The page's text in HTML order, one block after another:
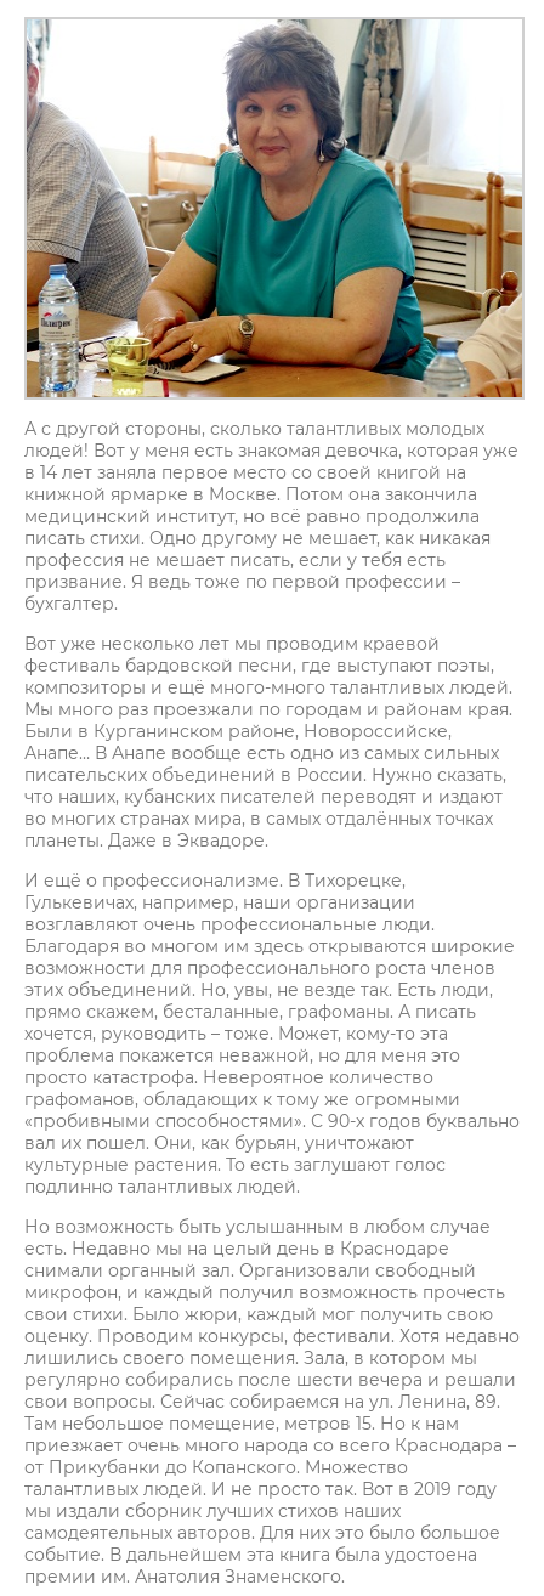
А с другой стороны, сколько талантливых молодых
людей! Вот у меня есть знакомая девочка, которая уже
в 14 лет заняла первое место со своей книгой на
книжной ярмарке в Москве. Потом она закончила
медицинский институт, но всё равно продолжила
писать стихи. Одно другому не мешает, как никакая
профессия не мешает писать, если у тебя есть
призвание. Я ведь тоже по первой профессии –
бухгалтер.
Вот уже несколько лет мы проводим краевой
фестиваль бардовской песни, где выступают поэты,
композиторы и ещё много-много талантливых людей.
Мы много раз проезжали по городам и районам края.
Были в Курганинском районе, Новороссийске,
Анапе… В Анапе вообще есть одно из самых сильных
писательских объединений в России. Нужно сказать,
что наших, кубанских писателей переводят и издают
во многих странах мира, в самых отдалённых точках
планеты. Даже в Эквадоре.
И ещё о профессионализме. В Тихорецке,
Гулькевичах, например, наши организации
возглавляют очень профессиональные люди.
Благодаря во многом им здесь открываются широкие
возможности для профессионального роста членов
этих объединений. Но, увы, не везде так. Есть люди,
прямо скажем, бесталанные, графоманы. А писать
хочется, руководить – тоже. Может, кому-то эта
проблема покажется неважной, но для меня это
просто катастрофа. Невероятное количество
графоманов, обладающих к тому же огромными
«пробивными способностями». С 90-х годов буквально
вал их пошел. Они, как бурьян, уничтожают
культурные растения. То есть заглушают голос
подлинно талантливых людей.
Но возможность быть услышанным в любом случае
есть. Недавно мы на целый день в Краснодаре
снимали органный зал. Организовали свободный
микрофон, и каждый получил возможность прочесть
свои стихи. Было жюри, каждый мог получить свою
оценку. Проводим конкурсы, фестивали. Хотя недавно
лишились своего помещения. Зала, в котором мы
регулярно собирались после шести вечера и решали
свои вопросы. Сейчас собираемся на ул. Ленина, 89.
Там небольшое помещение, метров 15. Но к нам
приезжает очень много народа со всего Краснодара –
от Прикубанки до Копанского. Множество
талантливых людей. И не просто так. Вот в 2019 году
мы издали сборник лучших стихов наших
самодеятельных авторов. Для них это было большое
событие. В дальнейшем эта книга была удостоена
премии им. Анатолия Знаменского.